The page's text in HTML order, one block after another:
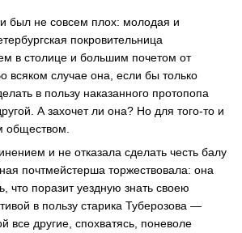
был не совсем плох: молодая и
покровительница
в столице и большим почетом от
всяком случае она, если бы только
в пользу наказанного протопопа
А захочет ли она? Но для того-то и
обществом.
и не отказала сделать честь балу
почтмейстерша торжествовала: она
что поразит уездную знать своею
в пользу старика Туберозова —
все другие, спохватясь, поневоле